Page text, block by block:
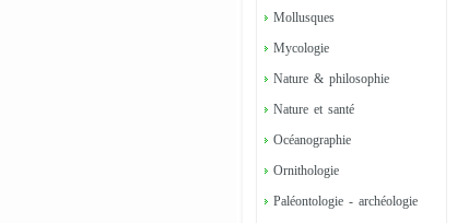
Mollusques
Mycologie
Nature & philosophie
Nature et santé
Océanographie
Ornithologie
Paléontologie - archéologie